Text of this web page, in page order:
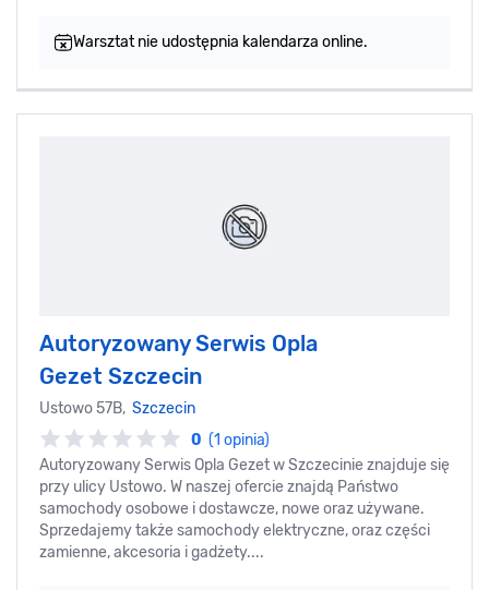
Warsztat nie udostępnia kalendarza online.
Autoryzowany Serwis Opla
Gezet Szczecin
Ustowo 57B, Szczecin
0 (1 opinia)
Autoryzowany Serwis Opla Gezet w Szczecinie znajduje się
przy ulicy Ustowo. W naszej ofercie znajdą Państwo
samochody osobowe i dostawcze, nowe oraz używane.
Sprzedajemy także samochody elektryczne, oraz części
zamienne, akcesoria i gadżety....